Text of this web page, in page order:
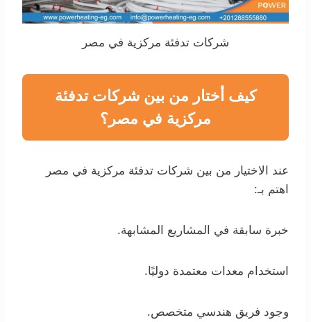
شركات تدفئة مركزية في مصر
كيف أختار من بين شركات تدفئة
مركزية في مصر؟
عند الاختيار من بين شركات تدفئة مركزية في مصر
اهتم بـ:
خبرة سابقة في المشاريع المشابهة.
استخدام معدات معتمدة دوليًا.
وجود فريق هندسي متخصص.